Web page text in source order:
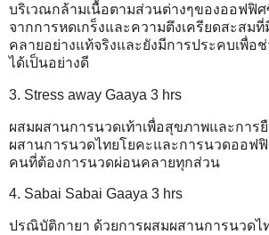
บริเวณกล้ามเนื้อตามส่วนต่างๆของออฟฟิ
จากการหดเกร็งและความตึงเครียดสะสม
คลายอย่างแท้จริงและยังมีการประคบเพื่อ
ได้เป็นอย่างดี
3. Stress away Gaaya 3 hrs
ผสมผสานการนวดเท้าเพื่อสุขภาพและการ
ผสานการนวดไทยโยคะและการนวดออฟ
คนที่ต้องการนวดผ่อนคลายทุกส่วน
4. Sabai Sabai Gaaya 3 hrs
ปรณิบัติกายา ด้วยการผสมผสานการนวดไ